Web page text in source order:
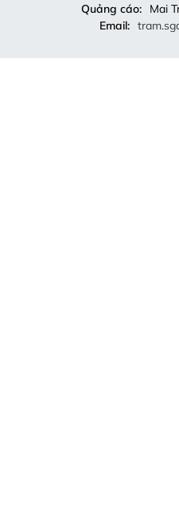
Quảng cáo:
Mai
Email: